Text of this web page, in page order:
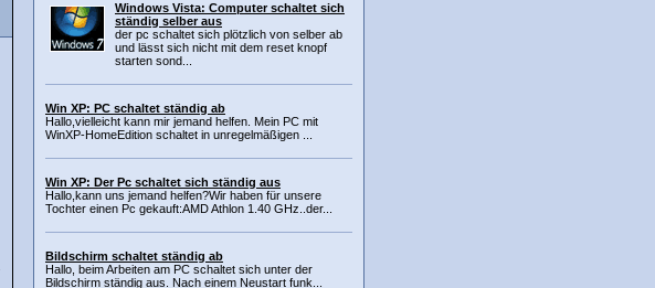
Windows Vista: Computer schaltet sich
ständig selber aus
der pc schaltet sich plötzlich von selber ab
und lässt sich nicht mit dem reset knopf
starten sond...
Win XP: PC schaltet ständig ab
Hallo,vielleicht kann mir jemand helfen. Mein PC mit
WinXP-HomeEdition schaltet in unregelmäßigen ...
Win XP: Der Pc schaltet sich ständig aus
Hallo,kann uns jemand helfen?Wir haben für unsere
Tochter einen Pc gekauft:AMD Athlon 1.40 GHz..der...
Bildschirm schaltet ständig ab
Hallo, beim Arbeiten am PC schaltet sich unter der
Bildschirm ständig aus. Nach einem Neustart funk...